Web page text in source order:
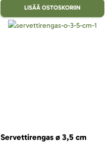
LISÄÄ OSTOSKORIIN
Servettirengas ø 3,5 cm